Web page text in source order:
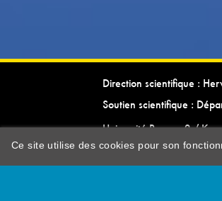
Direction scientifique :
Soutien scientifique :
Université Rennes 2 /
Ce site utilise des cookies pour son